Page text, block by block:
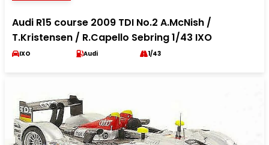
Audi R15 course 2009 TDI No.2 A.McNish /
T.Kristensen / R.Capello Sebring 1/43 IXO
IXO Audi 1/43